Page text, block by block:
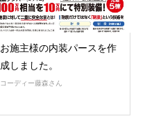
お施主様の内装パースを作
成しました。
コーディー藤森さん